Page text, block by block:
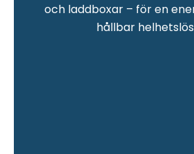
och laddboxar – för en
hållbar